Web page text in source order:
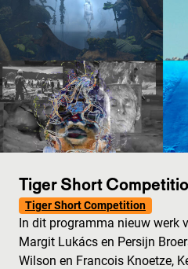
Tiger Short
Tiger Short Competition
In dit programma nieuw werk
Margit Lukács en Persijn
Wilson en Francois Knoetze,